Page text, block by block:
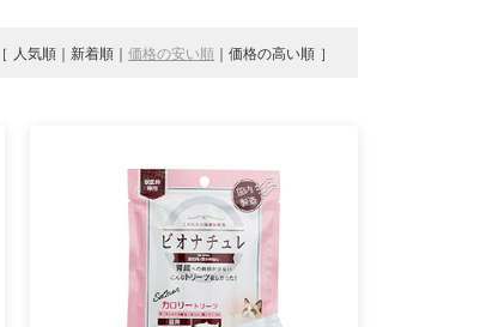
人気順 新着順 価格の安い順 価格の高い順